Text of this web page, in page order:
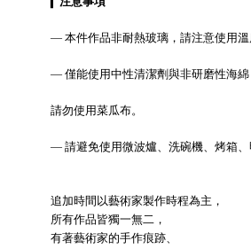
— 本件作品非耐熱玻璃，請注意使用溫
— 僅能使用中性清潔劑與非研磨性海綿
請勿使用菜瓜布。
— 請避免使用微波爐、洗碗機、烤箱、
追加時間以藝術家製作時程為主，
所有作品皆獨一無二，
有著藝術家的手作痕跡、